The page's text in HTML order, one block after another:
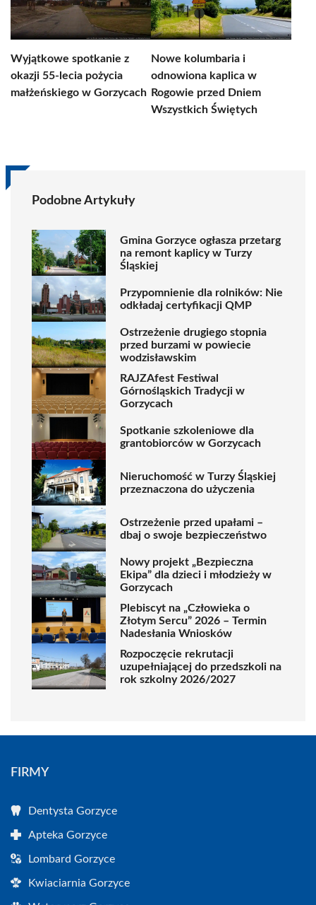
Wyjątkowe spotkanie z
okazji 55-lecia pożycia
małżeńskiego w Gorzycach
Nowe kolumbaria i
odnowiona kaplica w
Rogowie przed Dniem
Wszystkich Świętych
Podobne Artykuły
Gmina Gorzyce ogłasza przetarg
na remont kaplicy w Turzy
Śląskiej
Przypomnienie dla rolników: Nie
odkładaj certyfikacji QMP
Ostrzeżenie drugiego stopnia
przed burzami w powiecie
wodzisławskim
RAJZAfest Festiwal
Górnośląskich Tradycji w
Gorzycach
Spotkanie szkoleniowe dla
grantobiorców w Gorzycach
Nieruchomość w Turzy Śląskiej
przeznaczona do użyczenia
Ostrzeżenie przed upałami –
dbaj o swoje bezpieczeństwo
Nowy projekt „Bezpieczna
Ekipa” dla dzieci i młodzieży w
Gorzycach
Plebiscyt na „Człowieka o
Złotym Sercu” 2026 – Termin
Nadesłania Wniosków
Rozpoczęcie rekrutacji
uzupełniającej do przedszkoli na
rok szkolny 2026/2027
FIRMY
Dentysta Gorzyce
Apteka Gorzyce
Lombard Gorzyce
Kwiaciarnia Gorzyce